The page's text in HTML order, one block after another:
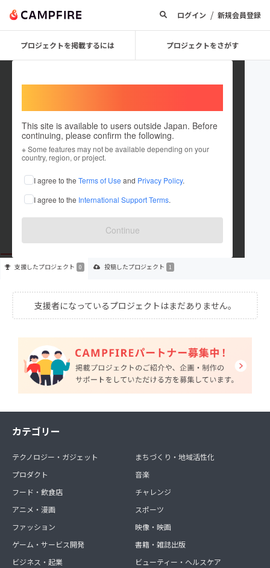
ログイン / 新規会員登録
プロジェクトを掲載するには プロジェクトをさがす
This site is available to users outside Japan. Before
continuing, please confirm the following.
※ Some features may not be available depending on your
country, region, or project.
I agree to the Terms of Use and Privacy Policy.
I agree to the International Support Terms.
Continue
goudougaishacae
これまでに1件のプロジェクトを投稿しています
在住国：未設定
出身国：未設定
支援したプロジェクト 0 投稿したプロジェクト 1
支援者になっているプロジェクトはまだありません。
カテゴリー
テクノロジー・ガジェット
プロダクト
フード・飲食店
アニメ・漫画
ファッション
ゲーム・サービス開発
ビジネス・起業
まちづくり・地域活性化
音楽
チャレンジ
スポーツ
映像・映画
書籍・雑誌出版
ビューティー・ヘルスケア